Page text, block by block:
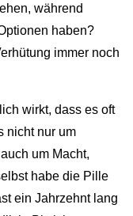
während
haben?
immer noch
wirkt, dass es oft
nicht nur um
um Macht,
habe die Pille
ein Jahrzehnt lang